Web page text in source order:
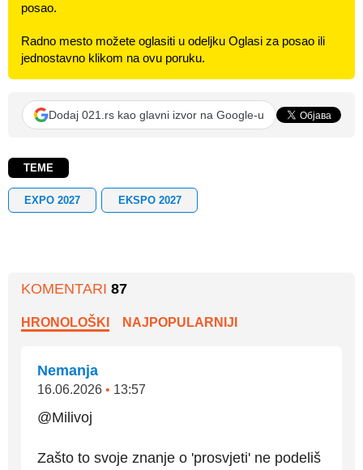
posao.
Radno mesto možete oglasiti u odeljku Oglasi za posao ili
jednostavno klikom na ovu poruku.
Dodaj 021.rs kao glavni izvor na Google-u
TEME
EXPO 2027 EKSPO 2027
KOMENTARI 87
HRONOLOŠKI NAJPOPULARNIJI
Nemanja
16.06.2026 • 13:57
@Milivoj
Zašto to svoje znanje o 'prosvjeti' ne podeliš